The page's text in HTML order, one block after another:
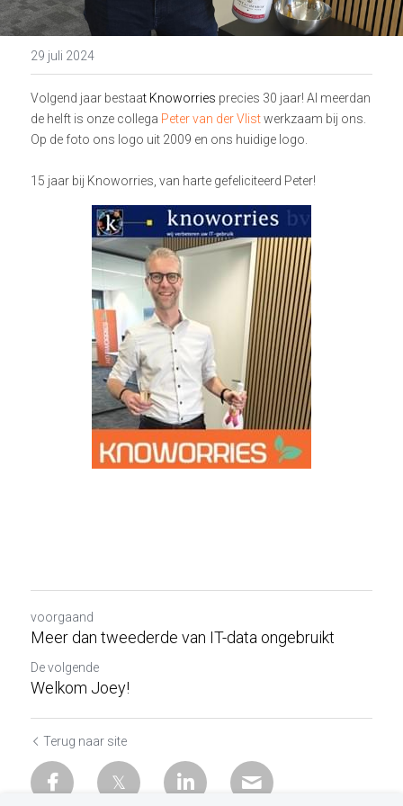
29 juli 2024
Volgend jaar bestaat Knoworries precies 30 jaar! Al meerdan
de helft is onze collega Peter van der Vlist werkzaam bij ons.
Op de foto ons logo uit 2009 en ons huidige logo.
15 jaar bij Knoworries, van harte gefeliciteerd Peter!
voorgaand
Meer dan tweederde van IT-data ongebruikt
De volgende
Welkom Joey!
Terug naar site